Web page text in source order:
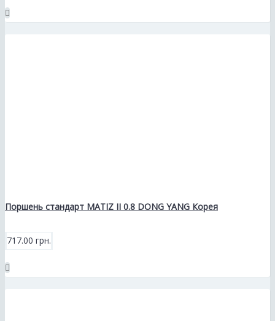
Поршень стандарт MATIZ II 0.8 DONG YANG Корея
717.00 грн.